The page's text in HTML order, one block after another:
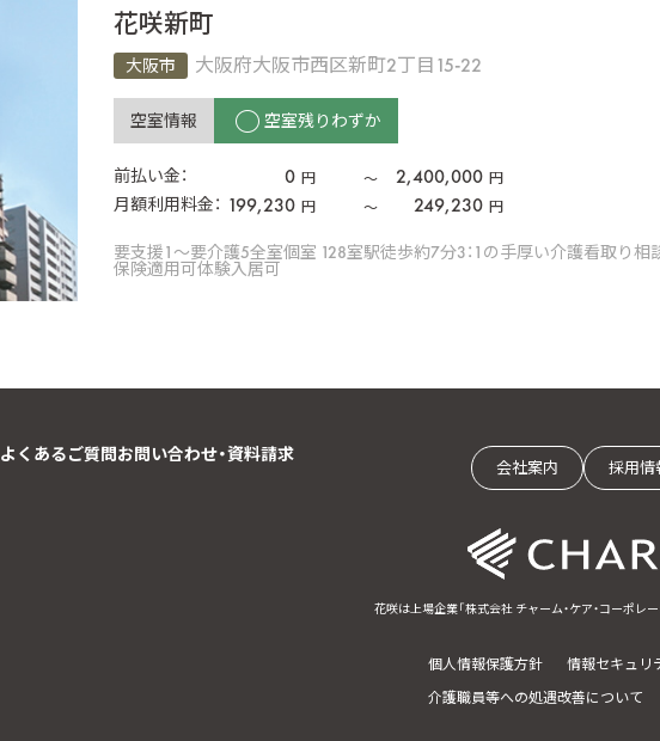
花咲新町
大阪市 大阪府大阪市西区新町2丁目15-22
空室情報 空室残りわずか
前払い金： 0 円 〜 2,400,000 円
月額利用料金： 199,230 円 〜 249,230 円
要支援1〜要介護5全室個室 128室駅徒歩約7分3：1の手厚い介護看取り相
保険適用可体験入居可
よくあるご質問お問い合わせ・資料請求
会社案内 採用情
花咲は上場企業「株式会社 チャーム・ケア・コーポレ
個人情報保護方針
情報セキュリ
介護職員等への処遇改善について